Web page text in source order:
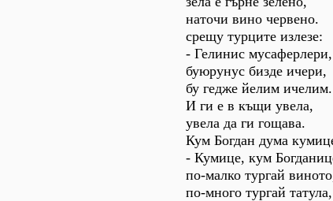
наточи вино червено.
срещу турците излезе:
- Гелинис мусаферлери,
буюрунус бизде ичери,
бу гедже йелим ичелим.
И ги е в къщи увела,
увела да ги гощава.
Кум Богдан дума
- Кумице, кум
по-малко тургай
по-много тургай татула,